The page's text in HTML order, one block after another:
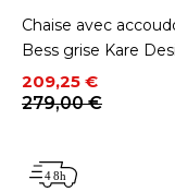
Chaise avec
Bess grise Kare
Prix
209,25 €
Prix de base
279,00 €